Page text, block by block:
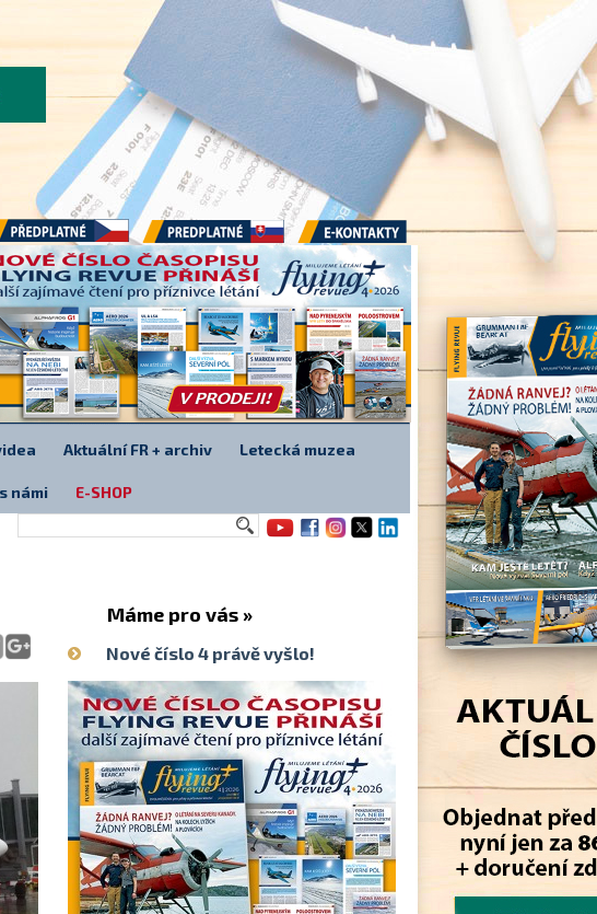
Máme pro vás »
Nové číslo 4 právě vyšlo!
Předplatné Předplatné E-kontakty
Aktuální FR + archiv Letecká muzea
námi E-SHOP